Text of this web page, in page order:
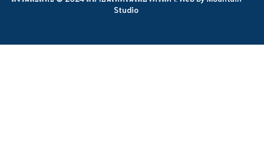
Studio